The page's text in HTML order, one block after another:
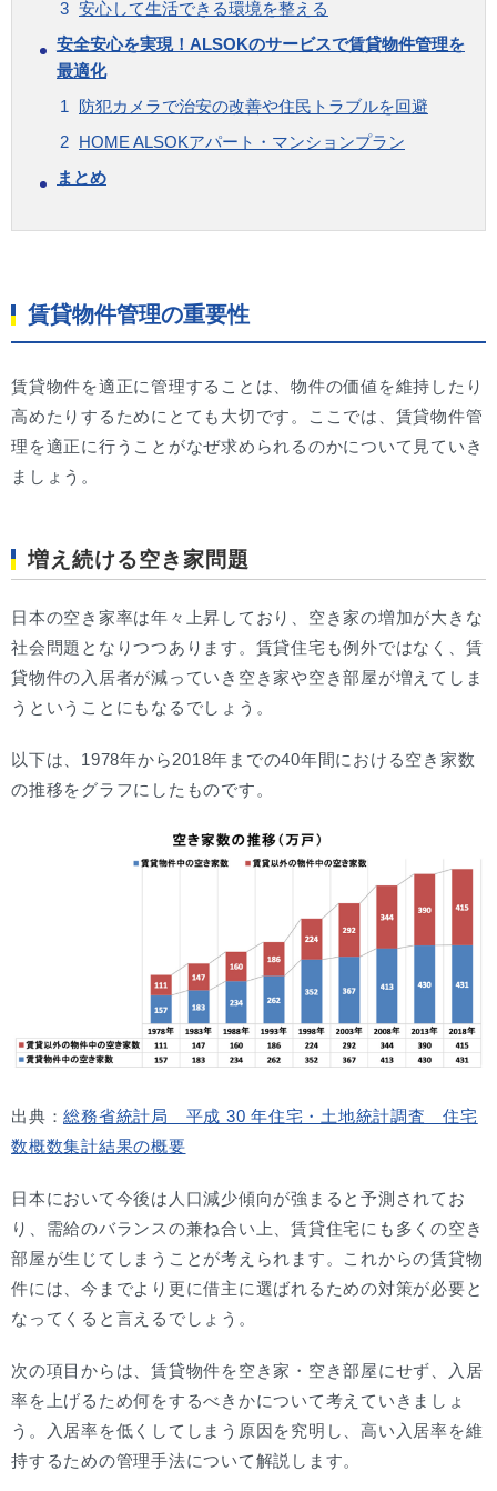
安心して生活できる環境を整える
安全安心を実現！ALSOKのサービスで賃貸物件管理を
最適化
防犯カメラで治安の改善や住民トラブルを回避
HOME ALSOKアパート・マンションプラン
まとめ
賃貸物件管理の重要性
賃貸物件を適正に管理することは、物件の価値を維持したり
高めたりするためにとても大切です。ここでは、賃貸物件管
理を適正に行うことがなぜ求められるのかについて見ていき
ましょう。
増え続ける空き家問題
日本の空き家率は年々上昇しており、空き家の増加が大きな
社会問題となりつつあります。賃貸住宅も例外ではなく、賃
貸物件の入居者が減っていき空き家や空き部屋が増えてしま
うということにもなるでしょう。
以下は、1978年から2018年までの40年間における空き家数
の推移をグラフにしたものです。
出典：総務省統計局 平成 30 年住宅・土地統計調査 住宅
数概数集計結果の概要
日本において今後は人口減少傾向が強まると予測されてお
り、需給のバランスの兼ね合い上、賃貸住宅にも多くの空き
部屋が生じてしまうことが考えられます。これからの賃貸物
件には、今までより更に借主に選ばれるための対策が必要と
なってくると言えるでしょう。
次の項目からは、賃貸物件を空き家・空き部屋にせず、入居
率を上げるため何をするべきかについて考えていきましょ
う。入居率を低くしてしまう原因を究明し、高い入居率を維
持するための管理手法について解説します。